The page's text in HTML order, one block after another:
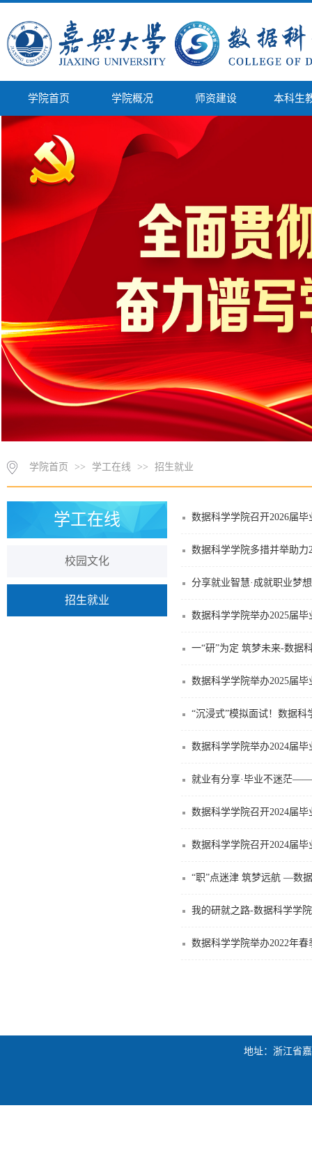
学院首页 学院概况 师资建设 本科生
学院首页 >> 学工在线 >> 招生就业
学工在线
校园文化
招生就业
数据科学学院召开2026届
数据科学学院多措并举助力
分享就业智慧·成就职业梦
数据科学学院举办2025届
一“研”为定 筑梦未来-数据
数据科学学院举办2025届
“沉浸式”模拟面试！数据
数据科学学院举办2024届
就业有分享·毕业不迷茫
数据科学学院召开2024届
数据科学学院召开2024届
“职”点迷津 筑梦远航 —数
我的研就之路-数据科学学
数据科学学院举办2022年
地址：浙江省